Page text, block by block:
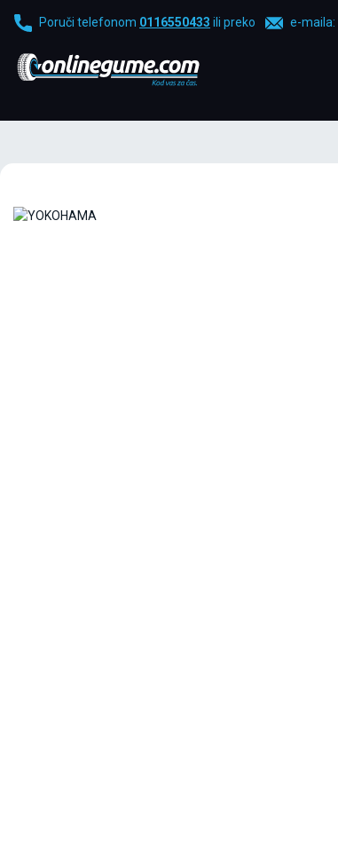
Poruči telefonom 0116550433 ili preko e-maila: